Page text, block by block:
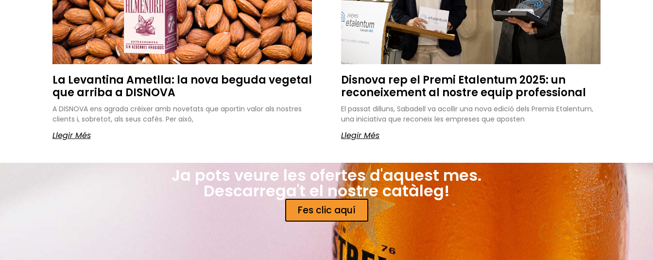
La Levantina Ametlla: la nova beguda vegetal
que arriba a DISNOVA
A DISNOVA ens agrada créixer amb novetats que aportin valor als nostres
clients i, sobretot, als seus cafès. Per això,
Llegir Més
Disnova rep el Premi Etalentum 2025: un
reconeixement al nostre equip professional
El passat dilluns, Sabadell va acollir una nova edició dels Premis Etalentum,
una iniciativa que reconeix les empreses que aposten
Llegir Més
Ja pots veure les ofertes d'aquest mes.
Descarrega't el nostre catàleg!
Fes clic aquí